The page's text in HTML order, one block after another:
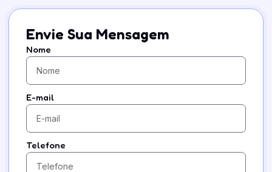
Envie Sua Mensagem
Nome
E-mail
Telefone